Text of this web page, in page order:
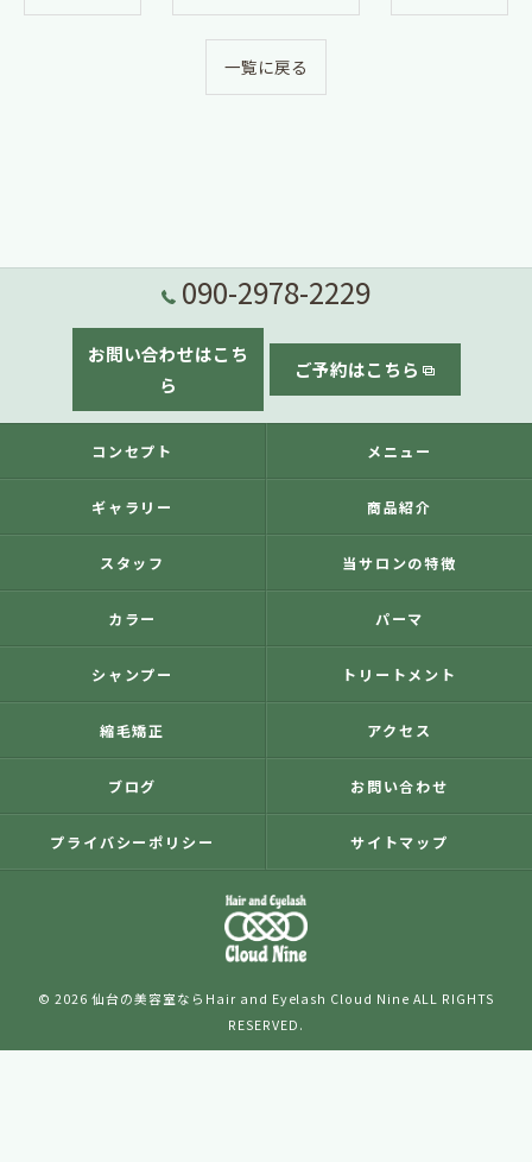
一覧に戻る
090-2978-2229
お問い合わせはこち
ら
ご予約はこちら
コンセプト メニュー
ギャラリー 商品紹介
スタッフ 当サロンの特徴
カラー パーマ
シャンプー トリートメント
縮毛矯正 アクセス
ブログ お問い合わせ
プライバシーポリシー サイトマップ
© 2026 仙台の美容室ならHair and Eyelash Cloud Nine ALL RIGHTS
RESERVED.